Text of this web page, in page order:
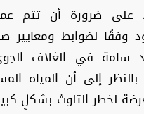
على ضرورة أن تتم
وفقًا لضوابط ومعايير
سامة في الغلاف
بالنظر إلى أن المياه
لخطر التلوث بشكلٍ